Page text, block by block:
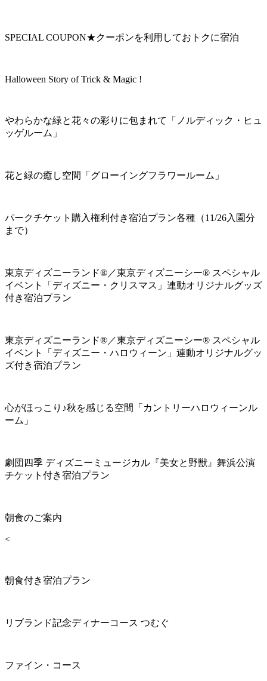
SPECIAL COUPON★クーポンを利用しておトクに宿泊
Halloween Story of Trick & Magic !
やわらかな緑と花々の彩りに包まれて「ノルディック・ヒュ
ッゲルーム」
花と緑の癒し空間「グローイングフラワールーム」
パークチケット購入権利付き宿泊プラン各種（11/26入園分
まで）
東京ディズニーランド®／東京ディズニーシー® スペシャル
イベント「ディズニー・クリスマス」連動オリジナルグッズ
付き宿泊プラン
東京ディズニーランド®／東京ディズニーシー® スペシャル
イベント「ディズニー・ハロウィーン」連動オリジナルグッ
ズ付き宿泊プラン
心がほっこり♪秋を感じる空間「カントリーハロウィーンル
ーム」
劇団四季 ディズニーミュージカル『美女と野獣』舞浜公演
チケット付き宿泊プラン
朝食のご案内
<
朝食付き宿泊プラン
リブランド記念ディナーコース つむぐ
ファイン・コース